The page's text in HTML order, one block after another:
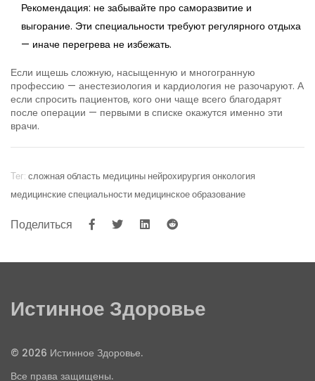
Рекомендация: не забывайте про саморазвитие и
выгорание. Эти специальности требуют регулярного отдыха
— иначе перегрева не избежать.
Если ищешь сложную, насыщенную и многогранную
профессию — анестезиология и кардиология не разочаруют. А
если спросить пациентов, кого они чаще всего благодарят
после операции — первыми в списке окажутся именно эти
врачи.
Тег: сложная область медицины нейрохирургия онкология
медицинские специальности медицинское образование
Поделиться
Истинное Здоровье
© 2026 Истинное Здоровье.
Все права защищены.